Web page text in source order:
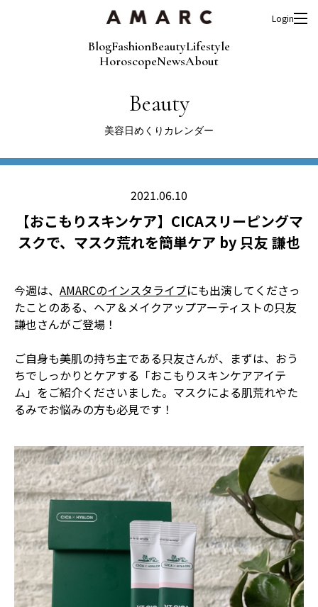
BlogFashionBeautyLifestyle
HoroscopeNewsAbout
Login
Beauty
美容日めくりカレンダー
2021.06.10
【おこもりスキンケア】CICAスリーピングマ
スクで、マスク荒れを簡単ケア by 只友 謙也
今週は、 AMARCのインスタライブにも出演してくださっ
たことのある、ヘア＆メイクアップアーティストの只友
謙也さんがご登場！
ご自身も美肌の持ち主である只友さんが、まずは、おう
ちでしっかりとケアする「おこもりスキンケアアイテ
ム」をご紹介くださいました。マスクによる肌荒れやた
るみでお悩みの方も必見です！